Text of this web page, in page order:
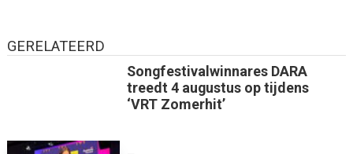
GERELATEERD
Songfestivalwinnares DARA
treedt 4 augustus op tijdens
‘VRT Zomerhit’